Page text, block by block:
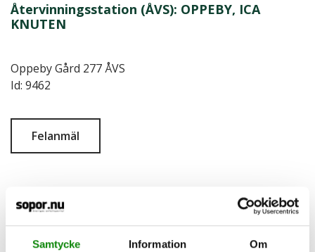
Samtycke Information Om
Återvinningsstation (ÅVS): OPPEBY, ICA
KNUTEN
Oppeby Gård 277 ÅVS
Id: 9462
Felanmäl
Senaste städning: 2026-08-07